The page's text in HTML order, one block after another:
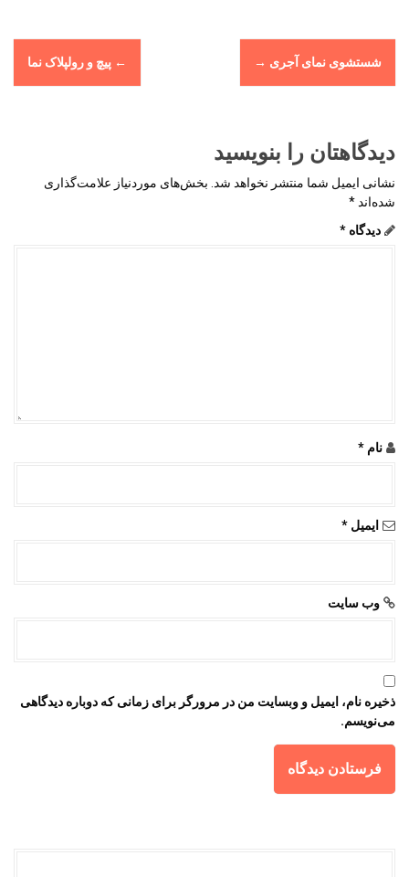
n
a
v
g
← پیچ و رولپلاک نما شستشوی نمای آجری →
دیدگاهتان را بنویسید
نشانی ایمیل شما منتشر نخواهد شد. بخش‌های موردنیاز علامت‌گذاری
شده‌اند *
دیدگاه *
نام *
ایمیل *
وب‌ سایت
ذخیره نام، ایمیل و وبسایت من در مرورگر برای زمانی که دوباره دیدگاهی
می‌نویسم.